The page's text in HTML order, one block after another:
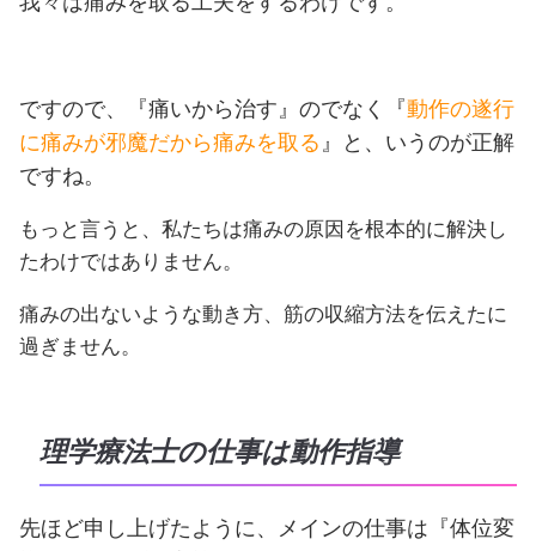
ですので、『痛いから治す』のでなく『動作の遂行
に痛みが邪魔だから痛みを取る 』と、いうのが正解
ですね。
もっと言うと、私たちは痛みの原因を根本的に解決し
たわけではありません。
痛みの出ないような動き方、筋の収縮方法を伝えたに
過ぎません。
理学療法士の仕事は動作指導
先ほど申し上げたように、メインの仕事は 『体位変